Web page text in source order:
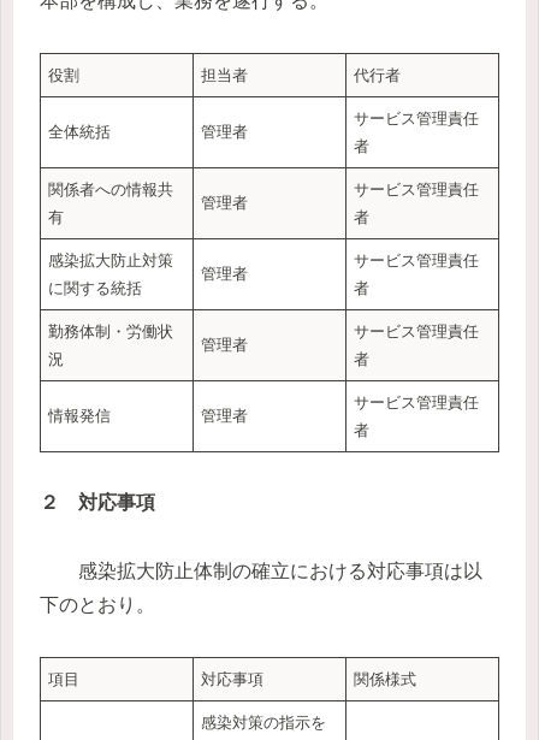
役割 担当者 代行者
全体統括 管理者
サービス管理責任
者
関係者への情報共
有
管理者
サービス管理責任
者
感染拡大防止対策
に関する統括
管理者
サービス管理責任
者
勤務体制・労働状
況
管理者
サービス管理責任
者
情報発信 管理者
サービス管理責任
者
２ 対応事項
感染拡大防止体制の確立における対応事項は以
下のとおり。
項目 対応事項 関係様式
感染対策の指示を